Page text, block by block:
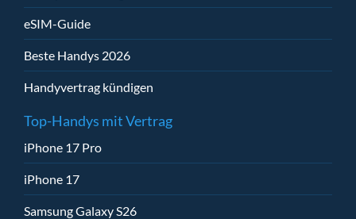
eSIM-Guide
Beste Handys 2026
Handyvertrag kündigen
Top-Handys mit Vertrag
iPhone 17 Pro
iPhone 17
Samsung Galaxy S26